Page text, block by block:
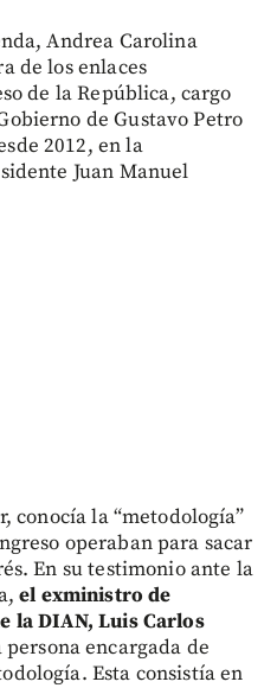
Andrea Carolina
de los enlaces
de la República, cargo
de Gustavo Petro
2012, en la
Juan Manuel
conocía la “metodología”
operaban para sacar
En su testimonio ante la
el exministro de
la DIAN, Luis Carlos
persona encargada de
Esta consistía en